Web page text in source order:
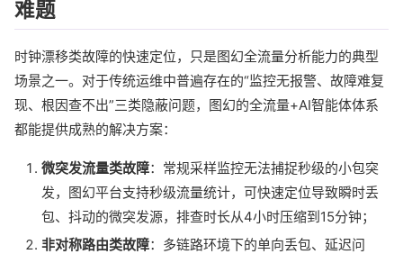
难题
时钟漂移类故障的快速定位，只是图幻全流量分析能力的典型
场景之一。对于传统运维中普遍存在的“监控无报警、故障难复
现、根因查不出”三类隐蔽问题，图幻的全流量+AI智能体体系
都能提供成熟的解决方案：
微突发流量类故障：常规采样监控无法捕捉秒级的小包突
发，图幻平台支持秒级流量统计，可快速定位导致瞬时丢
包、抖动的微突发源，排查时长从4小时压缩到15分钟；
非对称路由类故障：多链路环境下的单向丢包、延迟问